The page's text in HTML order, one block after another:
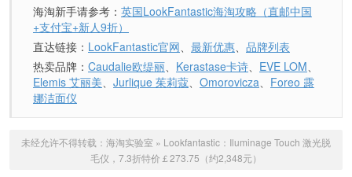
海淘新手请参考： 英国LookFantastic海淘攻略（直邮中国
+支付宝+新人9折）
直达链接： LookFantastic官网、 最新优惠、 品牌列表
热卖品牌： Caudalie欧缇丽、 Kerastase卡诗、 EVE LOM、
Elemis 艾丽美、 Jurlique 茱莉蔻、 Omorovicza、 Foreo 露
娜洁面仪
未经允许不得转载： 海淘实验室 » Lookfantastic：Iluminage Touch 激光脱
毛仪，7.3折特价￡273.75（约2,348元）